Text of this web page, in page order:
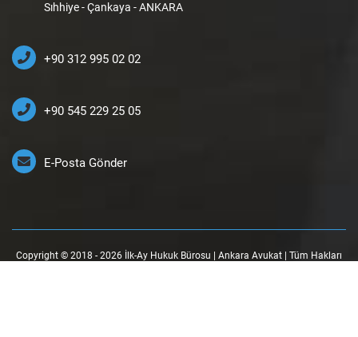
Sıhhiye - Çankaya - ANKARA
+90 312 995 02 02
+90 545 229 25 05
E-Posta Gönder
Copyright © 2018 - 2026 İlk-Ay Hukuk Bürosu | Ankara Avukat | Tüm Hakları